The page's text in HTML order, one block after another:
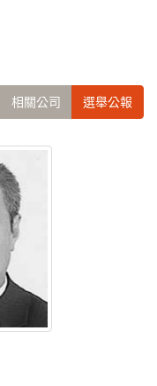
相關公司 選舉公報